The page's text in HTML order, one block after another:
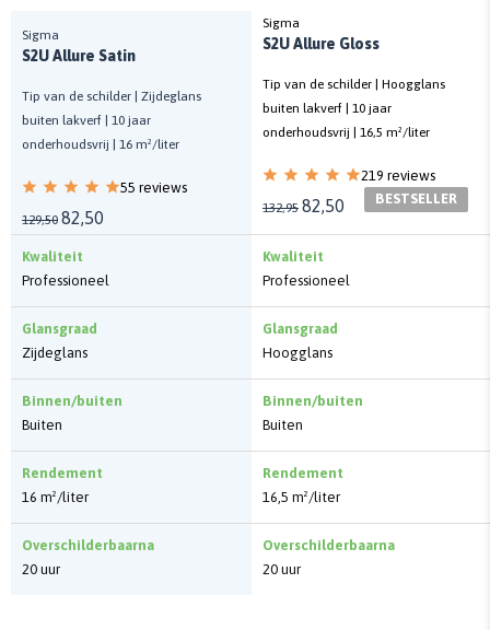
Sigma
S2U Allure Satin
Tip van de schilder | Zijdeglans
buiten lakverf | 10 jaar
onderhoudsvrij | 16 m²/liter
55 reviews
129,50 82,50
Kwaliteit
Professioneel
Glansgraad
Zijdeglans
Binnen/buiten
Buiten
Rendement
16 m²/liter
Overschilderbaarna
20 uur
BESTSELLER
Sigma
S2U Allure Gloss
Tip van de schilder | Hoogglans
buiten lakverf | 10 jaar
onderhoudsvrij | 16,5 m²/liter
219 reviews
132,95 82,50
Kwaliteit
Professioneel
Glansgraad
Hoogglans
Binnen/buiten
Buiten
Rendement
16,5 m²/liter
Overschilderbaarna
20 uur